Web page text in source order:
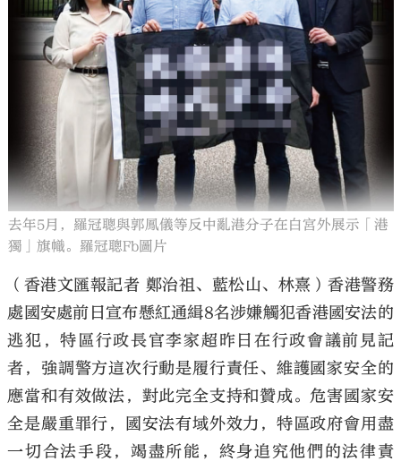
去年5月，羅冠聰與郭鳳儀等反中亂港分子在白宮外展示「港
獨」旗幟。羅冠聰Fb圖片
（香港文匯報記者 鄭治祖、藍松山、林熹）香港警務
處國安處前日宣布懸紅通緝8名涉嫌觸犯香港國安法的
逃犯，特區行政長官李家超昨日在行政會議前見記
者，強調警方這次行動是履行責任、維護國家安全的
應當和有效做法，對此完全支持和贊成。危害國家安
全是嚴重罪行，國安法有域外效力，特區政府會用盡
一切合法手段，竭盡所能，終身追究他們的法律責